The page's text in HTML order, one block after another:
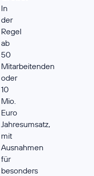
In
der
Regel
ab
50
Mitarbeitenden
oder
10
Mio.
Euro
Jahresumsatz,
mit
Ausnahmen
für
besonders